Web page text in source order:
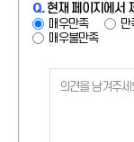
Q.현재 페이지에서
매우만족 만
매우불만족